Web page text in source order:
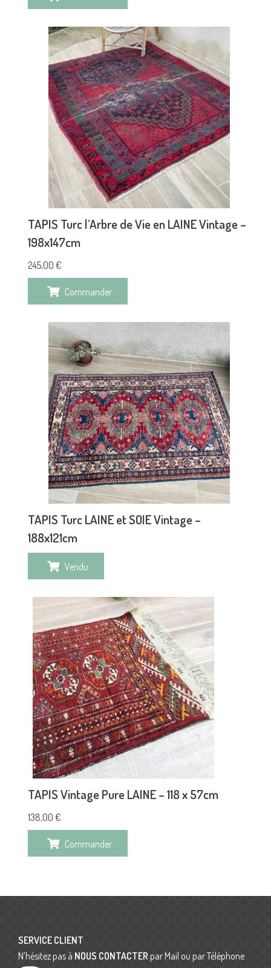
TAPIS Turc l’Arbre de Vie en LAINE Vintage –
198x147cm
245,00 €
Commander
TAPIS Turc LAINE et SOIE Vintage –
188x121cm
Vendu
TAPIS Vintage Pure LAINE – 118 x 57cm
138,00 €
Commander
SERVICE CLIENT
N’hésitez pas à NOUS CONTACTER par Mail ou par Téléphone